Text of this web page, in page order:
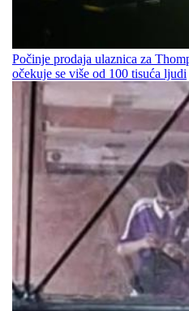
Počinje prodaja ulaznica za
očekuje se više od 100 tisuća ljudi